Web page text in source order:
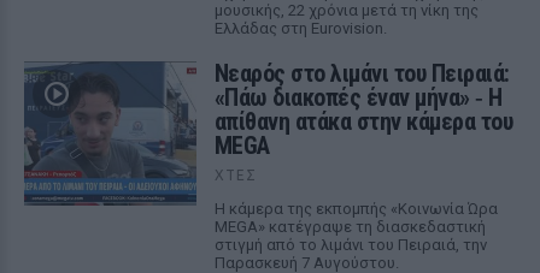
μουσικής, 22 χρόνια μετά τη νίκη της
Ελλάδας στη Eurovision.
Νεαρός στο λιμάνι του Πειραιά:
«Πάω διακοπές έναν μήνα» ‑ Η
απίθανη ατάκα στην κάμερα του
MEGA
ΧΤΕΣ
Η κάμερα της εκπομπής «Κοινωνία Ώρα
MEGA» κατέγραψε τη διασκεδαστική
στιγμή από το λιμάνι του Πειραιά, την
Παρασκευή 7 Αυγούστου.